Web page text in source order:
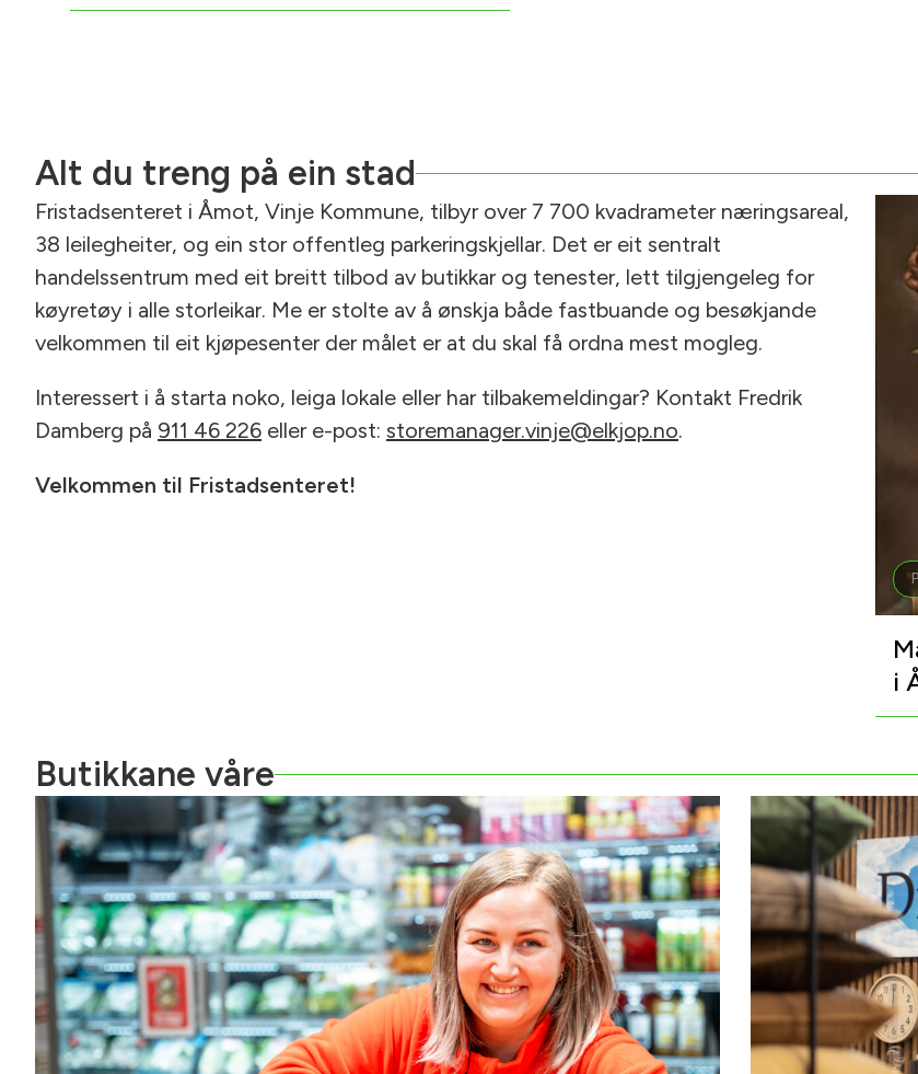
Alt du treng på ein stad
Fristadsenteret i Åmot, Vinje Kommune, tilbyr over 7 700 kvadrameter næringsareal,
38 leilegheiter, og ein stor offentleg parkeringskjellar. Det er eit sentralt
handelssentrum med eit breitt tilbod av butikkar og tenester, lett tilgjengeleg for
køyretøy i alle storleikar. Me er stolte av å ønskja både fastbuande og besøkjande
velkommen til eit kjøpesenter der målet er at du skal få ordna mest mogleg.
Interessert i å starta noko, leiga lokale eller har tilbakemeldingar? Kontakt Fredrik
Damberg på 911 46 226 eller e-post: storemanager.vinje@elkjop.no.
Velkommen til Fristadsenteret!
i
Butikkane våre